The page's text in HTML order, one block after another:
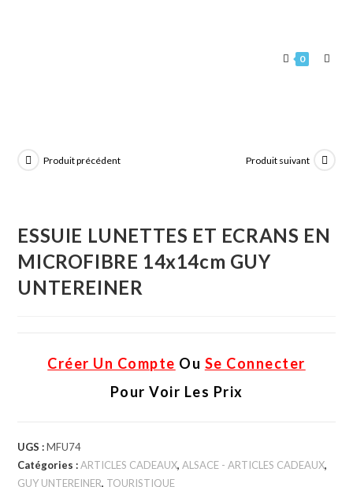
0
Produit précédent Produit suivant
ESSUIE LUNETTES ET ECRANS EN
MICROFIBRE 14x14cm GUY
UNTEREINER
Créer Un Compte Ou Se Connecter
Pour Voir Les Prix
UGS :MFU74
Catégories :ARTICLES CADEAUX,ALSACE - ARTICLES CADEAUX,
GUY UNTEREINER, TOURISTIQUE